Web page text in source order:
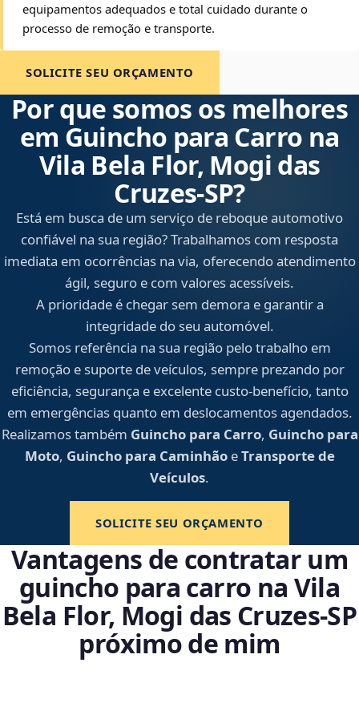
equipamentos adequados e total cuidado durante o
processo de remoção e transporte.
SOLICITE SEU ORÇAMENTO
Por que somos os melhores
em Guincho para Carro na
Vila Bela Flor, Mogi das
Cruzes‑SP?
Está em busca de um serviço de reboque automotivo
confiável na sua região? Trabalhamos com resposta
imediata em ocorrências na via, oferecendo atendimento
ágil, seguro e com valores acessíveis.
A prioridade é chegar sem demora e garantir a
integridade do seu automóvel.
Somos referência na sua região pelo trabalho em
remoção e suporte de veículos, sempre prezando por
eficiência, segurança e excelente custo-benefício, tanto
em emergências quanto em deslocamentos agendados.
Realizamos também Guincho para Carro, Guincho para
Moto, Guincho para CaminhãoeTransporte de
Veículos.
SOLICITE SEU ORÇAMENTO
Vantagens de contratar um
guincho para carro na Vila
Bela Flor, Mogi das Cruzes‑SP
próximo de mim